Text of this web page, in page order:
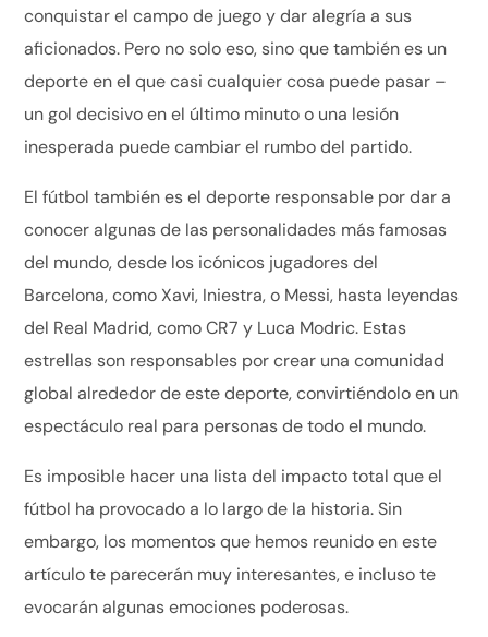
conquistar el campo de juego y dar alegría a sus
aficionados. Pero no solo eso, sino que también es un
deporte en el que casi cualquier cosa puede pasar –
un gol decisivo en el último minuto o una lesión
inesperada puede cambiar el rumbo del partido.
El fútbol también es el deporte responsable por dar a
conocer algunas de las personalidades más famosas
del mundo, desde los icónicos jugadores del
Barcelona, como Xavi, Iniestra, o Messi, hasta leyendas
del Real Madrid, como CR7 y Luca Modric. Estas
estrellas son responsables por crear una comunidad
global alrededor de este deporte, convirtiéndolo en un
espectáculo real para personas de todo el mundo.
Es imposible hacer una lista del impacto total que el
fútbol ha provocado a lo largo de la historia. Sin
embargo, los momentos que hemos reunido en este
artículo te parecerán muy interesantes, e incluso te
evocarán algunas emociones poderosas.